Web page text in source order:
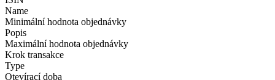
Name
Minimální hodnota objednávky
Popis
Maximální hodnota objednávky
Krok transakce
Type
Otevírací doba